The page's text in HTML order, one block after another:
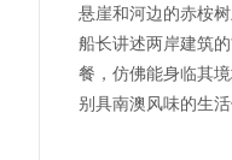
悬崖和河边的赤桉
船长讲述两岸建筑
餐，仿佛能身临其
别具南澳风味的生活